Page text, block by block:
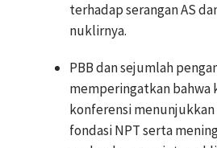
terhadap serangan AS
nuklirnya.
PBB dan sejumlah
memperingatkan bahwa
konferensi
fondasi NPT serta